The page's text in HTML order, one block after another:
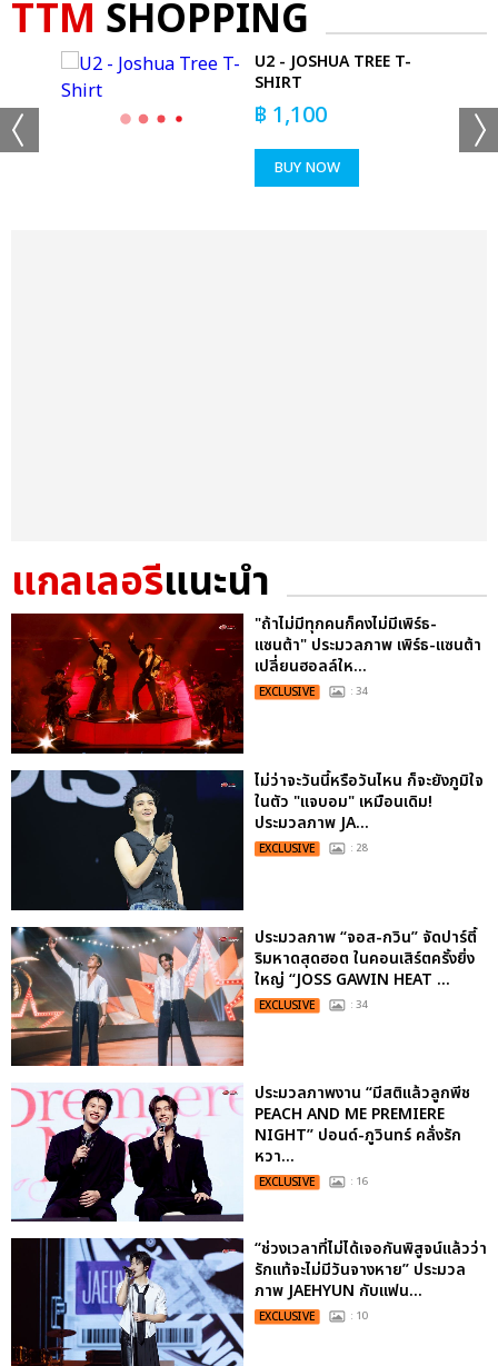
TTM SHOPPING
U2 - JOSHUA TREE T-
SHIRT
฿ 1,100
BUY NOW
แกลเลอรีแนะนำ
"ถ้าไม่มีทุกคนก็คงไม่มีเพิร์ธ-
แซนต้า" ประมวลภาพ เพิร์ธ-แซนต้า
เปลี่ยนฮอลล์ให...
EXCLUSIVE : 34
ไม่ว่าจะวันนี้หรือวันไหน ก็จะยังภูมิใจ
ในตัว "แจบอม" เหมือนเดิม!
ประมวลภาพ JA...
EXCLUSIVE : 28
ประมวลภาพ “จอส-กวิน” จัดปาร์ตี้
ริมหาดสุดฮอต ในคอนเสิร์ตครั้งยิ่ง
ใหญ่ “JOSS GAWIN HEAT ...
EXCLUSIVE : 34
ประมวลภาพงาน “มีสติแล้วลูกพีช
PEACH AND ME PREMIERE
NIGHT” ปอนด์-ภูวินทร์ คลั่งรัก
หวา...
EXCLUSIVE : 16
“ช่วงเวลาที่ไม่ได้เจอกันพิสูจน์แล้วว่า
รักแท้จะไม่มีวันจางหาย” ประมวล
ภาพ JAEHYUN กับแฟน...
EXCLUSIVE : 10